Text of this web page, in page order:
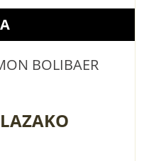
BOLIBAER